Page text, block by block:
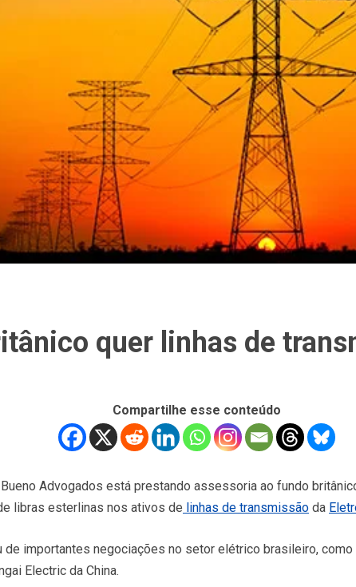
quer linhas de
Compartilhe esse conteúdo
Advogados está prestando assessoria ao fundo
libras esterlinas nos ativos de linhas de transmissão da
de importantes negociações no setor elétrico brasileiro,
Electric da China.